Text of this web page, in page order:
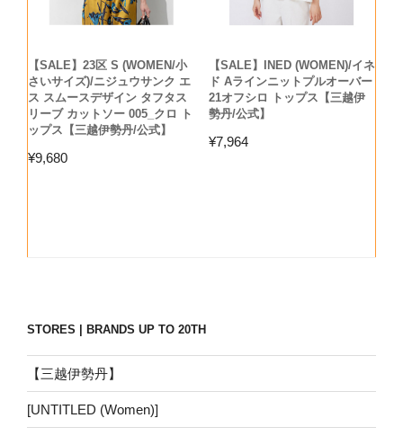
【SALE】23区 S (WOMEN/小
さいサイズ)/ニジュウサンク エ
ス スムースデザイン タフタス
リーブ カットソー 005_クロ ト
ップス【三越伊勢丹/公式】
¥9,680
【SALE】INED (WOMEN)/イネ
ド Aラインニットプルオーバー
21オフシロ トップス【三越伊
勢丹/公式】
¥7,964
STORES | BRANDS UP TO 20TH
【三越伊勢丹】
[UNTITLED (Women)]